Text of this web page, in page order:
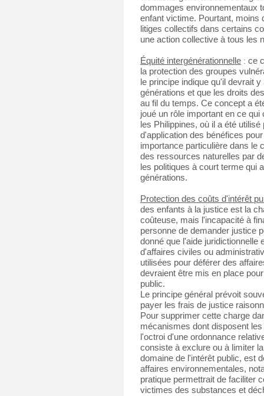
dommages environnementaux
enfant victime. Pourtant, moins
litiges collectifs dans certains
une action collective à tous les
Équité intergénérationnelle : ce
la protection des groupes
le principe indique qu'il devrait
générations et que les droits
au fil du temps. Ce concept a
joué un rôle important en ce
les Philippines, où il a été
d'application des bénéfices
importance particulière dans le
des ressources naturelles par
les politiques à court terme qui
générations.
Protection des coûts d'intérêt
des enfants à la justice est la
coûteuse, mais l'incapacité à
personne de demander justice
donné que l'aide juridictionnelle
d'affaires civiles ou
utilisées pour déférer des
devraient être mis en place
public.
Le principe général prévoit
payer les frais de justice
Pour supprimer cette charge
mécanismes dont disposent
l'octroi d'une ordonnance
consiste à exclure ou à limiter
domaine de l'intérêt public, est
affaires environnementales,
pratique permettrait de faciliter
victimes des substances et